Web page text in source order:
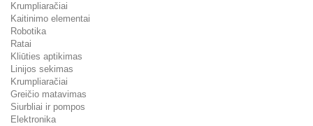
Krumpliaračiai
Kaitinimo elementai
Robotika
Ratai
Kliūties aptikimas
Linijos sekimas
Krumpliaračiai
Greičio matavimas
Siurbliai ir pompos
Elektronika